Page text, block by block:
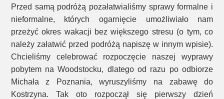
Przed samą podróżą pozałatwialiśmy sprawy formalne i
nieformalne, których ogarnięcie umożliwiało nam
przeżyć okres wakacji bez większego stresu (o tym, co
należy załatwić przed podróżą napiszę w innym wpisie).
Chcieliśmy celebrować rozpoczęcie naszej wyprawy
pobytem na Woodstocku, dlatego od razu po odbiorze
Michała z Poznania, wyruszyliśmy na zabawę do
Kostrzyna. Tak oto rozpoczął się pierwszy dzień